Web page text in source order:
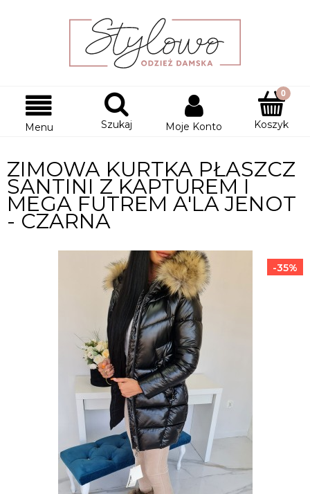
Menu Szukaj Moje Konto Koszyk
ZIMOWA KURTKA PŁASZCZ
SANTINI Z KAPTUREM I
MEGA FUTREM A'LA JENOT
- CZARNA
-35%